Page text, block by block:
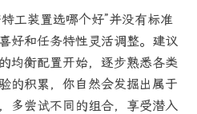
工装置选哪个好”并没有标准
好和任务特性灵活调整。建议
均衡配置开始，逐步熟悉各类
的积累，你自然会发掘出属于
多尝试不同的组合，享受潜入